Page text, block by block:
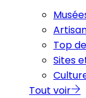
Top
Sites
Tout voir